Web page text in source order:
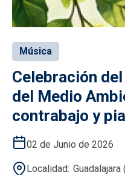
Música
Celebración
del Medio
contrabajo y
02 de Junio de 2026
Localidad Guadalajara